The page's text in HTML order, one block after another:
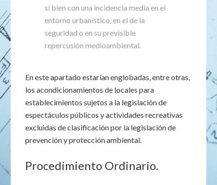
si bien con una incidencia media en el
entorno urbanístico, en el de la
seguridad o en su previsible
repercusión medioambiental.
En este apartado estarían englobadas, entre otras,
los acondicionamientos de locales para
establecimientos sujetos a la legislación de
espectáculos públicos y actividades recreativas
excluidas de clasificación por la legislación de
prevención y protección ambiental.
Procedimiento Ordinario.